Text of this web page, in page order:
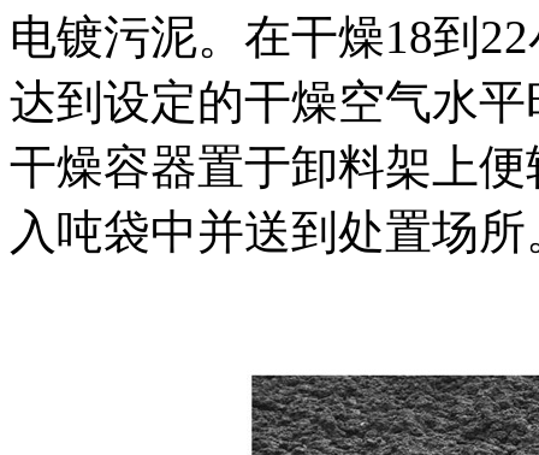
电镀污泥。在干燥18到 22
达到设定的干燥空气水
干燥容器置于卸料架上
入吨袋中并送到处置场所